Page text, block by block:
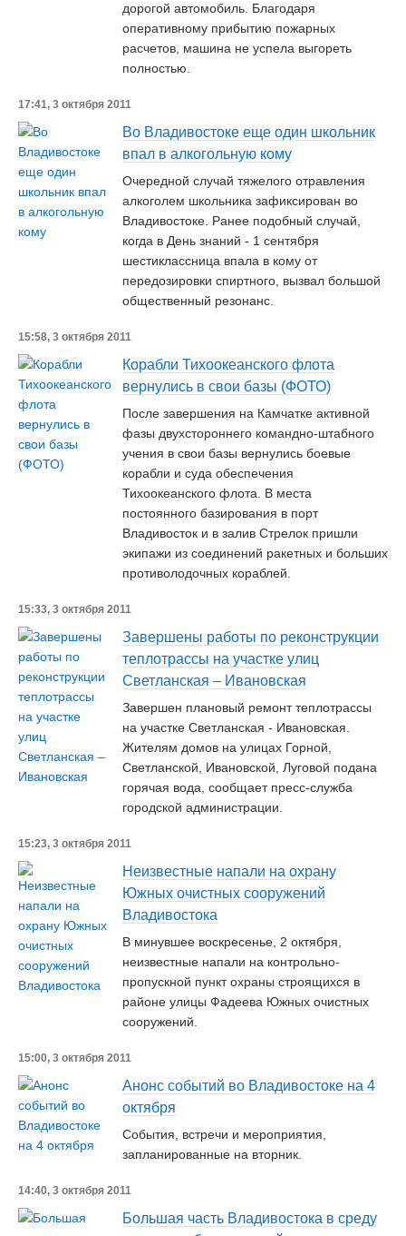
дорогой автомобиль. Благодаря
оперативному прибытию пожарных
расчетов, машина не успела выгореть
полностью.
17:41, 3 октября 2011
Во Владивостоке еще один школьник
впал в алкогольную кому
Очередной случай тяжелого отравления
алкоголем школьника зафиксирован во
Владивостоке. Ранее подобный случай,
когда в День знаний - 1 сентября
шестиклассница впала в кому от
передозировки спиртного, вызвал большой
общественный резонанс.
15:58, 3 октября 2011
Корабли Тихоокеанского флота
вернулись в свои базы (ФОТО)
После завершения на Камчатке активной
фазы двухстороннего командно-штабного
учения в свои базы вернулись боевые
корабли и суда обеспечения
Тихоокеанского флота. В места
постоянного базирования в порт
Владивосток и в залив Стрелок пришли
экипажи из соединений ракетных и больших
противолодочных кораблей.
15:33, 3 октября 2011
Завершены работы по реконструкции
теплотрассы на участке улиц
Светланская – Ивановская
Завершен плановый ремонт теплотрассы
на участке Светланская - Ивановская.
Жителям домов на улицах Горной,
Светланской, Ивановской, Луговой подана
горячая вода, сообщает пресс-служба
городской администрации.
15:23, 3 октября 2011
Неизвестные напали на охрану
Южных очистных сооружений
Владивостока
В минувшее воскресенье, 2 октября,
неизвестные напали на контрольно-
пропускной пункт охраны строящихся в
районе улицы Фадеева Южных очистных
сооружений.
15:00, 3 октября 2011
Анонс событий во Владивостоке на 4
октября
События, встречи и мероприятия,
запланированные на вторник.
14:40, 3 октября 2011
Большая часть Владивостока в среду